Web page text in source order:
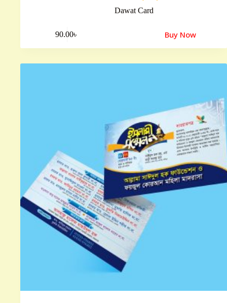
Dawat Card
90.00৳ Buy Now